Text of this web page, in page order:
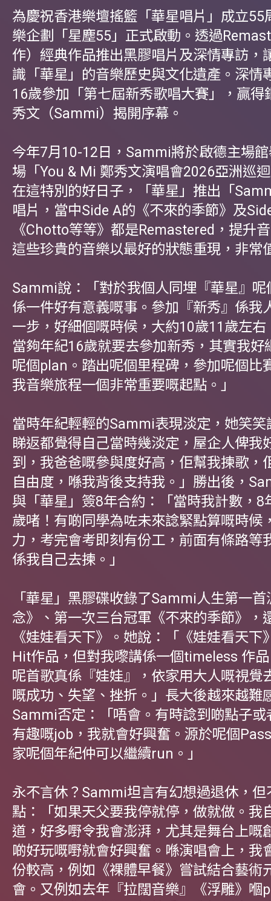
為慶祝香港樂壇搖籃「華星唱片」成立55
樂企劃「星塵55」正式啟動。透過
作）經典作品推出黑膠唱片及深情專訪，
識「華星」的音樂歷史與文化遺產。深情
16歲參加「第七屆新秀歌唱大賽」，贏得
秀文（Sammi）揭開序幕。
今年7月10-12日，Sammi將於啟德主場
場「You & Mi 鄭秀文演唱會2026亞洲巡
在這特別的好日子，「華星」推出「
唱片，當中Side A的《不來的季節》及
《Chotto等等》都是Remastered，提升
這些珍貴的音樂以最好的狀態重現，非常
Sammi說：「對於我個人同埋『華星』
係一件好有意義嘅事。參加『新秀』係我
一步，好細個嘅時候，大約10歲11歲左
當夠年紀16歲就要去參加新秀，其實我好
呢個plan。踏出呢個里程碑，參加呢個比
我音樂旅程一個非常重要嘅起點。」
當時年紀輕輕的Sammi表現淡定，她笑笑
睇返都覺得自己當時幾淡定，屋企人俾我
到，我爸爸嘅參與度好高，佢幫我揀歌，
自由度，喺我背後支持我。」勝出後，
與「華星」簽8年合約：「當時我計數，8
歲啫！有啲同學為咗未來諗緊點算嘅時候
力，考完會考即刻有份工，前面有條路等
係我自己去揀。」
「華星」黑膠碟收錄了Sammi人生第一
念》、第一次三台冠軍《不來的季節》，
《娃娃看天下》。她說：「《娃娃看天下
Hit作品，但對我嚟講係一個timeless 作
呢首歌真係『娃娃』，依家用大人嘅視覺
嘅成功、失望、挫折。」長大後越來越難
Sammi否定：「唔會。有時諗到啲點子或
有趣嘅job，我就會好興奮。源於呢個
家呢個年紀仲可以繼續run。」
永不言休？Sammi坦言有幻想過退休，但
點：「如果天父要我停就停，做就做。我
道，好多嘢令我會澎湃，尤其是舞台上嘅
啲好玩嘅嘢就會好興奮。喺演唱會上，我
份較高，例如《裸體早餐》嘗試結合藝術
會。又例如去年『拉闊音樂』《浮雕》嗰